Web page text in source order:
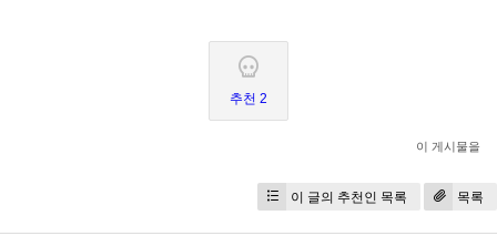
추천 2
이 게시물을
이 글의 추천인 목록 목록